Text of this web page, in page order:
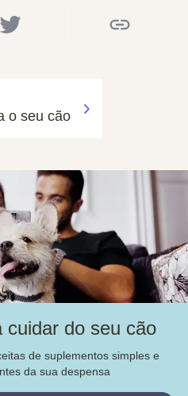
o seu cão
cuidar do seu cão
de suplementos simples e
da sua despensa